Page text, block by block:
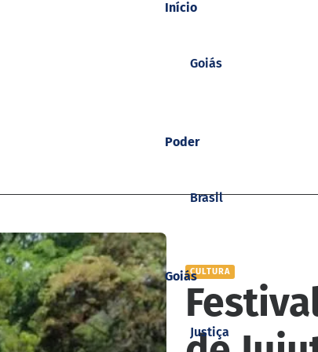
Goiás
Brasil
Justiça
Início
Poder
GoiásCULTURA